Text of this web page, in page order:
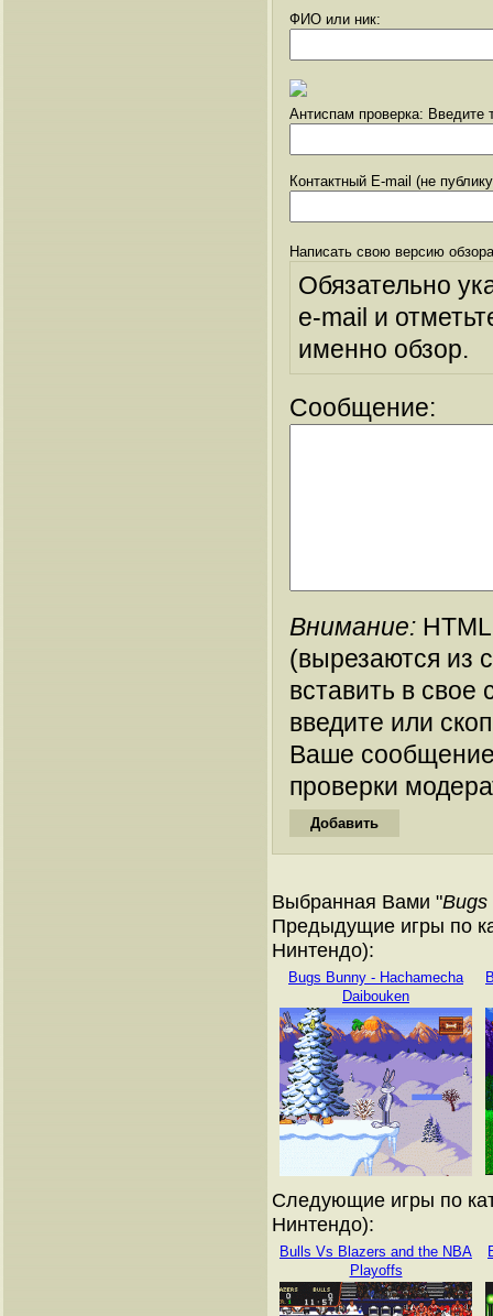
ФИО или ник:
Антиспам проверка: Введите
Контактный E-mail (не
Написать свою версию
Обязательно
e-mail и
именно обзор.
Сообщение:
Внимание:
(вырезаются из
вставить в
введите или
Ваше
проверки
Выбранная Вами "Bugs
Предыдущие игры по
Нинтендо):
Bugs Bunny - Hachamecha
Daibouken
Следующие игры по
Нинтендо):
Bulls Vs Blazers and the NBA
Playoffs